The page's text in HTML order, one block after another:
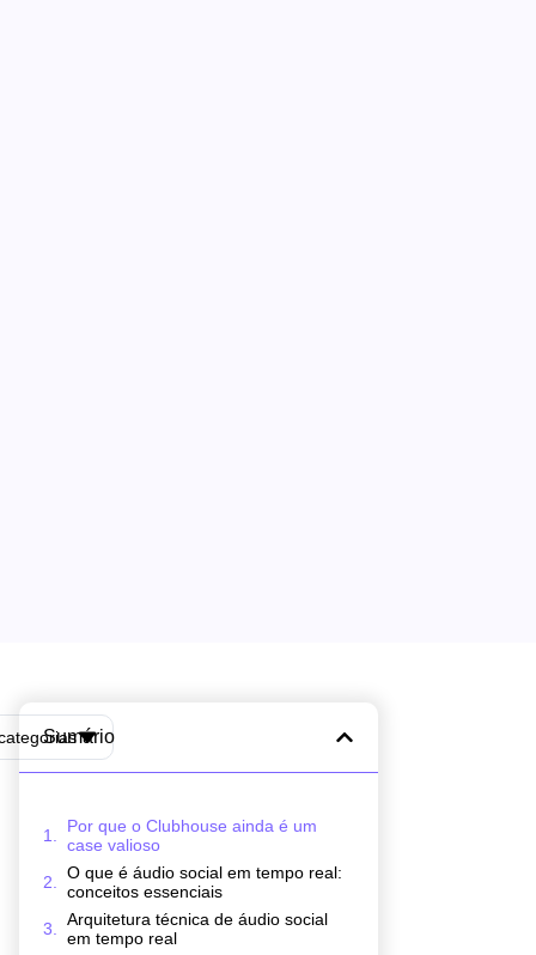
Sumário
Por que o Clubhouse ainda é um
case valioso
O que é áudio social em tempo real:
conceitos essenciais
Arquitetura técnica de áudio social
em tempo real